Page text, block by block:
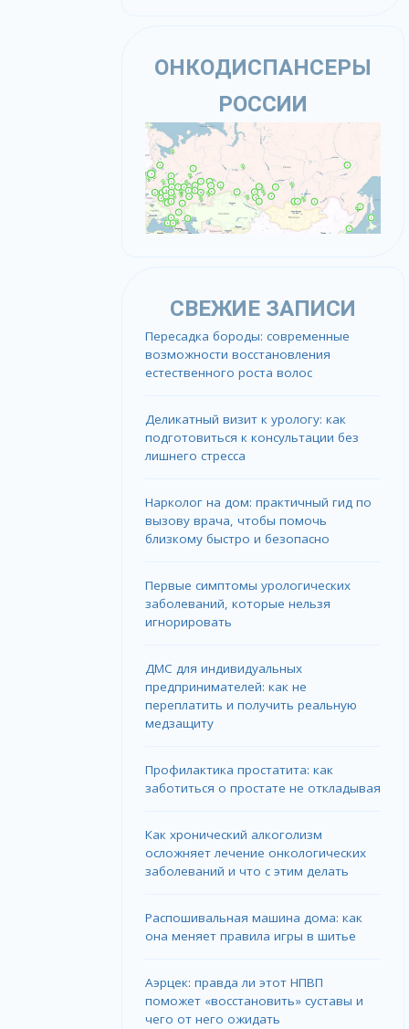
ОНКОДИСПАНСЕРЫ
РОССИИ
СВЕЖИЕ ЗАПИСИ
Пересадка бороды: современные
возможности восстановления
естественного роста волос
Деликатный визит к урологу: как
подготовиться к консультации без
лишнего стресса
Нарколог на дом: практичный гид по
вызову врача, чтобы помочь
близкому быстро и безопасно
Первые симптомы урологических
заболеваний, которые нельзя
игнорировать
ДМС для индивидуальных
предпринимателей: как не
переплатить и получить реальную
медзащиту
Профилактика простатита: как
заботиться о простате не откладывая
Как хронический алкоголизм
осложняет лечение онкологических
заболеваний и что с этим делать
Распошивальная машина дома: как
она меняет правила игры в шитье
Аэрцек: правда ли этот НПВП
поможет «восстановить» суставы и
чего от него ожидать